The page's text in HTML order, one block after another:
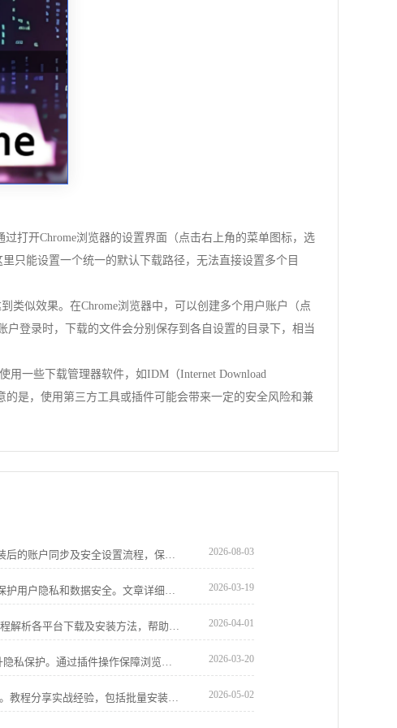
打开Chrome浏览器的设置界面（点击右上角的菜单图标，选
只能设置一个统一的默认下载路径，无法直接设置多个目
类似效果。在Chrome浏览器中，可以创建多个用户账户（点
登录时，下载的文件会分别保存到各自设置的目录下，相当
一些下载管理器软件，如IDM（Internet Download
的是，使用第三方工具或插件可能会带来一定的安全风险和兼
介绍Google Chrome浏览器下载安装后的账户同步及安全设置流程，保障多设备数据安全和隐私保护。 2026-08-03
Google Chrome账号登录安全策略保护用户隐私和数据安全。文章详细介绍防护方法及实用建议，帮助用户应对登录风险，保障账户安全。 2026-03-19
谷歌浏览器支持多平台安装，本教程解析各平台下载及安装方法，帮助用户在不同设备上快速完成安装并保持同步。 2026-04-01
Chrome浏览器安全防护插件可提升隐私保护。通过插件操作保障浏览数据安全，防止恶意攻击，提高浏览器稳定性和网页访问安全性。 2026-03-20
google浏览器扩展插件可高效安装。教程分享实战经验，包括批量安装、权限设置和配置技巧，帮助用户快速管理插件，提高浏览器使用效率。 2026-05-02